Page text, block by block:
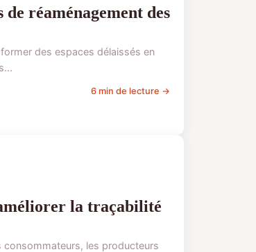
réaménagement des
des espaces délaissés en
6 min de lecture →
la traçabilité
consommateurs, les producteurs